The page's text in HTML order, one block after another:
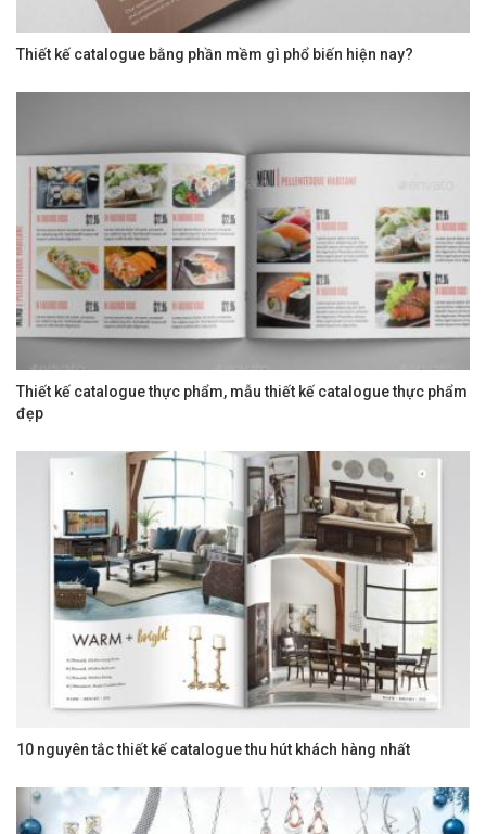
Thiết kế catalogue bằng phần mềm gì phổ biến hiện nay?
Thiết kế catalogue thực phẩm, mẫu thiết kế catalogue thực phẩm
đẹp
10 nguyên tắc thiết kế catalogue thu hút khách hàng nhất